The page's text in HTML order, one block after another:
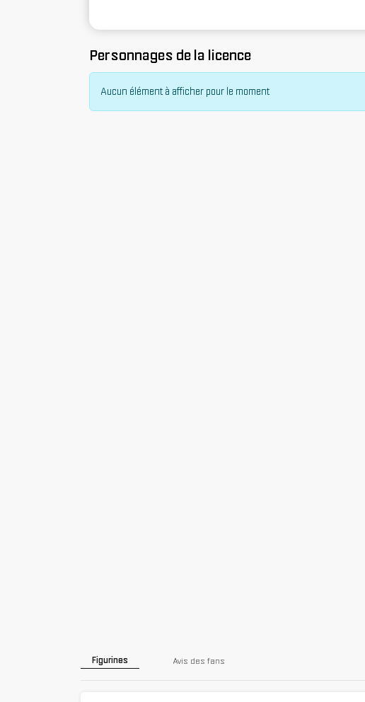
Personnages de la licence
Aucun élément à afficher pour le moment
Figurines Avis des fans